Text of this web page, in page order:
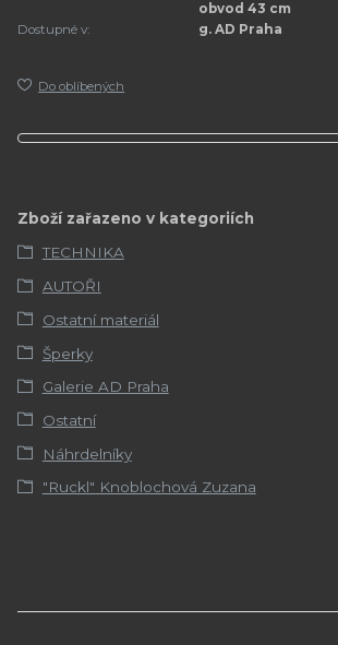
obvod 43 cm
Dostupné v:
g. AD Praha
Do oblíbených
Zboží zařazeno v kategoriích
TECHNIKA
AUTOŘI
Ostatní materiál
Šperky
Galerie AD Praha
Ostatní
Náhrdelníky
"Ruckl" Knoblochová Zuzana